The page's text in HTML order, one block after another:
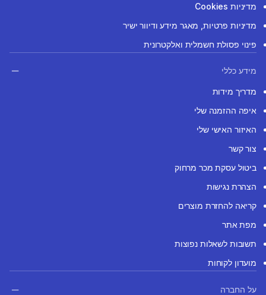
מדיניות Cookies
מדיניות פרטיות, מאגר מידע ודיוור ישיר
פינוי פסולת חשמלית ואלקטרונית
מידע כללי
מדריך מידות
איפה ההזמנה שלי
האיזור האישי שלי
צור קשר
ביטול עסקת מכר מרחוק
הצהרת נגישות
קריאה להחזרת מוצרים
מפת אתר
תשובות לשאלות נפוצות
מועדון לקוחות
על החברה